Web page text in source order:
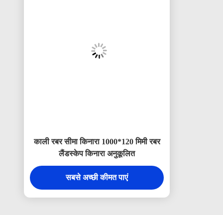
काली रबर सीमा किनारा 1000*120 मिमी रबर
लैंडस्केप किनारा अनुकूलित
सबसे अच्छी कीमत पाएं